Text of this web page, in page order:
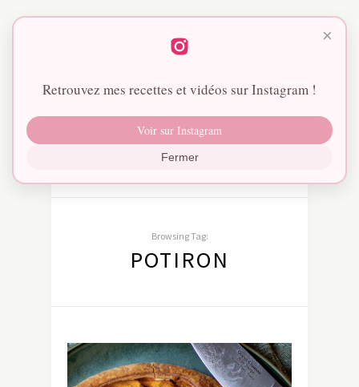
Browsing Tag:
POTIRON
×
Retrouvez mes recettes et vidéos sur Instagram !
Voir sur Instagram
Fermer